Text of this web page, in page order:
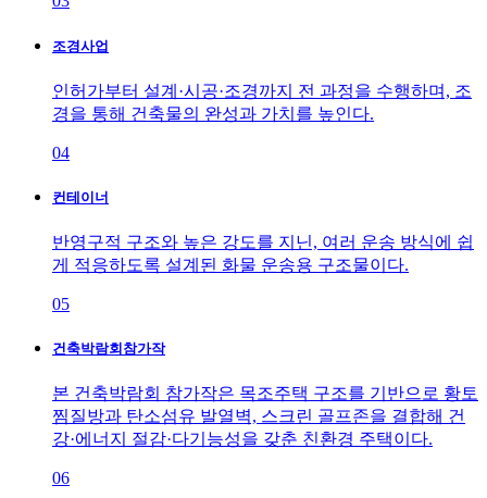
조경사업
인허가부터 설계·시공·조경까지 전 과정을 수행하며, 조
경을 통해 건축물의 완성과 가치를 높인다.
04
컨테이너
반영구적 구조와 높은 강도를 지닌, 여러 운송 방식에 쉽
게 적응하도록 설계된 화물 운송용 구조물이다.
05
건축박람회참가작
본 건축박람회 참가작은 목조주택 구조를 기반으로 황토
찜질방과 탄소섬유 발열벽, 스크린 골프존을 결합해 건
강·에너지 절감·다기능성을 갖춘 친환경 주택이다.
06